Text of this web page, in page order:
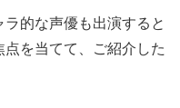
的な声優も出演すると
を当てて、ご紹介した